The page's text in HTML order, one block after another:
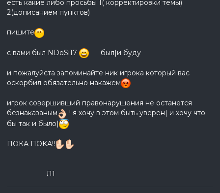
есть какие либо просьбы 1( корректировки темы)
2(дописанием пунктов)
пишите
с вами был NDoSi17 был|и буду
и пожалуйста запоминайте ник игрока который вас
оскорбил обязательно накажем
игрок совершивший правонарушения не останется
безнаказаным
! я хочу в этом быть уверен| и хочу что
бы так и было|
ПОКА ПОКА!!
Л1